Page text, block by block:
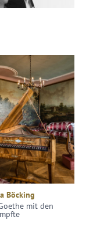
Böcking
mit den